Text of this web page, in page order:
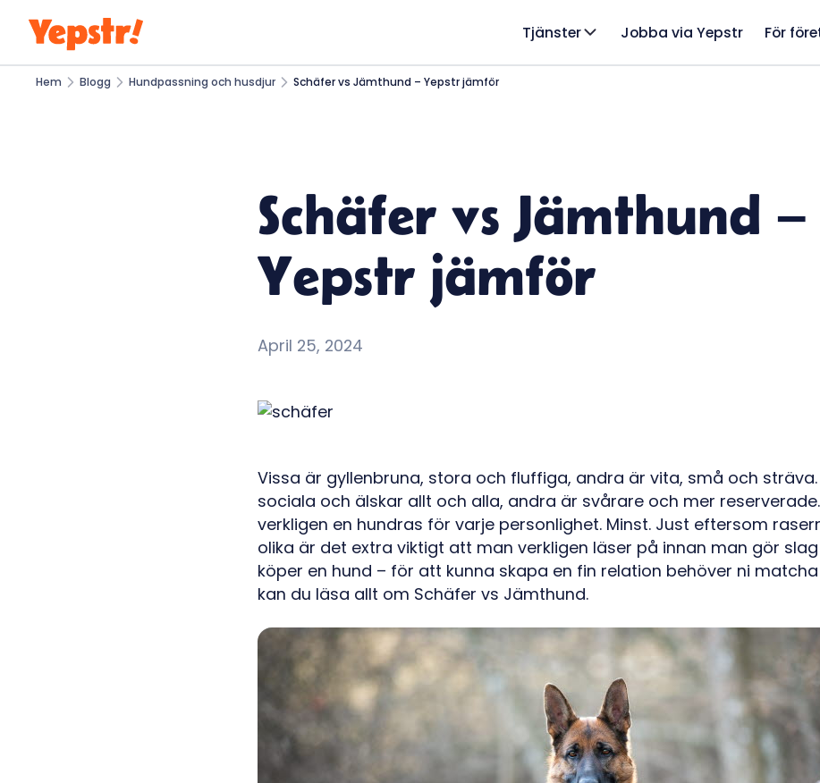
Tjänster Jobba via Yepstr För
Hem Blogg Hundpassning och husdjur Schäfer vs Jämthund – Yepstr jämför
Schäfer vs Jämthund –
Yepstr jämför
April 25, 2024
Vissa är gyllenbruna, stora och fluffiga, andra är vita, små och
sociala och älskar allt och alla, andra är svårare och mer
verkligen en hundras för varje personlighet. Minst. Just eftersom
olika är det extra viktigt att man verkligen läser på innan man gör
köper en hund – för att kunna skapa en fin relation behöver ni
kan du läsa allt om Schäfer vs Jämthund.